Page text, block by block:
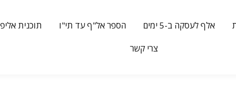
אלף לעסקה ב-5 ימים הספר אל"ף עד תי"ו
תוכנית
צרי קשר